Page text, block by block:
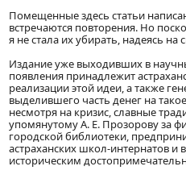
Помещенные здесь статьи
встречаются повторения. Но
я не стала их убирать, надеясь на
Издание уже выходивших в
появления принадлежит
реализации этой идеи, а также
выделившего часть денег на
несмотря на кризис, славные
упомянутому А. Е. Прозорову за
городской библиотеки,
астраханских школ-интернатов и
историческим